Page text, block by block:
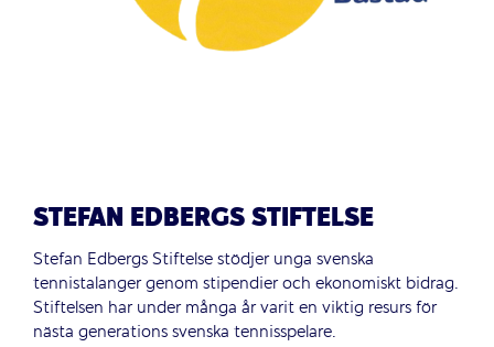
STEFAN EDBERGS STIFTELSE
Stefan Edbergs Stiftelse stödjer unga svenska
tennistalanger genom stipendier och ekonomiskt bidrag.
Stiftelsen har under många år varit en viktig resurs för
nästa generations svenska tennisspelare.